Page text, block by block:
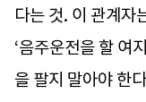
다는 것. 이 관계자
‘음주운전을 할 여
을 팔지 말아야 한